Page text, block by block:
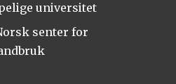
universitet
senter for